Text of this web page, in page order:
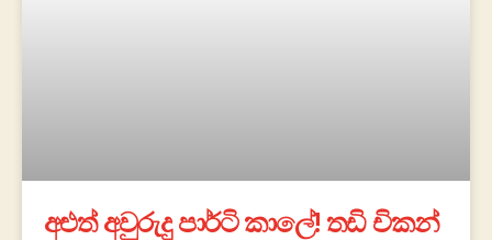
අළුත් අවුරුදු පාර්ටි කාලේ! තඩි චිකන්